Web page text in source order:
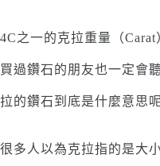
4C之一的克拉重量（
買過鑽石的朋友也一定會
拉的鑽石到底是什麼意思
很多人以為克拉指的是大